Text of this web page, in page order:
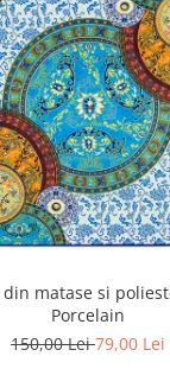
din matase si
Porcelain
150,00 Lei79,00 Lei